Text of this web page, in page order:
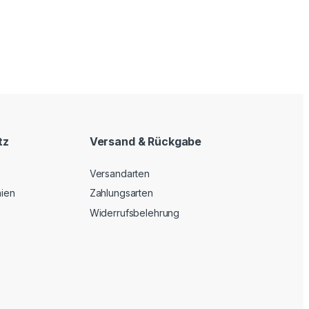
Versand & Rückgabe
Versandarten
Zahlungsarten
Widerrufsbelehrung